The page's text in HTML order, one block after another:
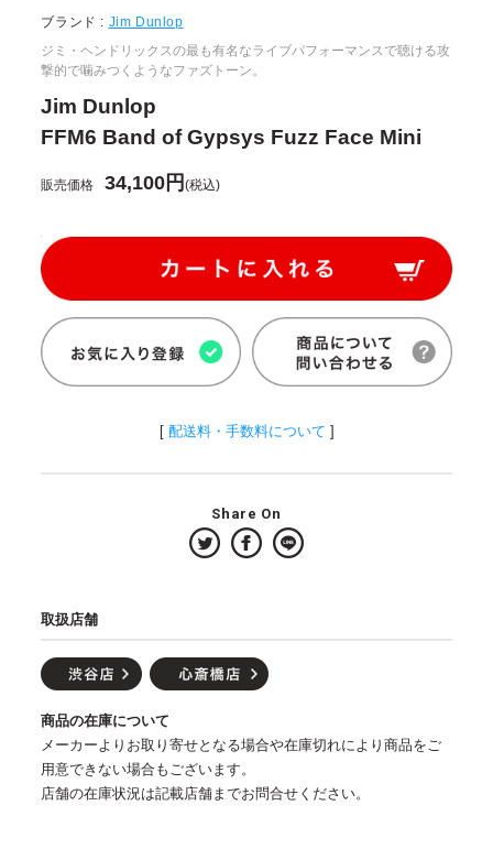
ブランド : Jim Dunlop
ジミ・ヘンドリックスの最も有名なライブパフォーマンスで聴ける攻
撃的で噛みつくようなファズトーン。
Jim Dunlop
FFM6 Band of Gypsys Fuzz Face Mini
販売価格 34,100円(税込)
[ 配送料・手数料について ]
Share On
取扱店舗
商品の在庫について
メーカーよりお取り寄せとなる場合や在庫切れにより商品をご
用意できない場合もございます。
店舗の在庫状況は記載店舗までお問合せください。